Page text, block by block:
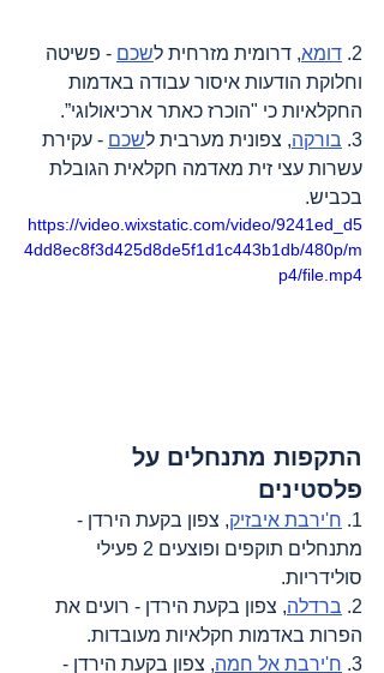
2. דומא, דרומית מזרחית לשכם - פשיטה
וחלוקת הודעות איסור עבודה באדמות
החקלאיות כי "הוכרז כאתר ארכיאולוגי”.
3. בורקה, צפונית מערבית לשכם - עקירת
עשרות עצי זית מאדמה חקלאית הגובלת
בכביש.
https://video.wixstatic.com/video/9241ed_d5
4dd8ec8f3d425d8de5f1d1c443b1db/480p/m
p4/file.mp4
התקפות מתנחלים על
פלסטינים
1. ח'ירבת איבזיק, צפון בקעת הירדן -
מתנחלים תוקפים ופוצעים 2 פעילי
סולידריות.
2. ברדלה, צפון בקעת הירדן - רועים את
הפרות באדמות חקלאיות מעובדות.
3. ח'ירבת אל חמה, צפון בקעת הירדן -